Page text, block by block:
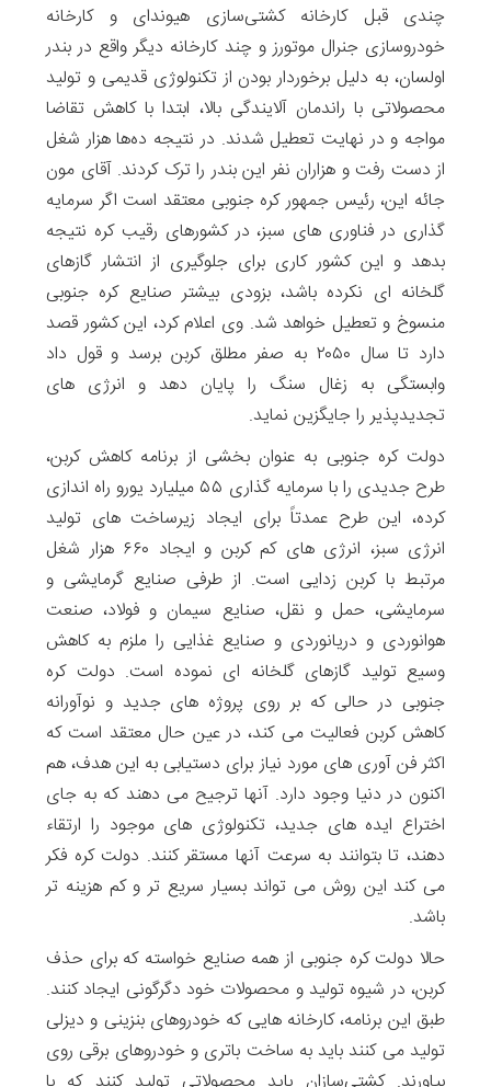
چندی قبل کارخانه کشتی‌سازی هیوندای و کارخانه
خودروسازی جنرال موتورز و چند کارخانه دیگر واقع در بندر
اولسان، به دلیل برخوردار بودن از تکنولوژی قدیمی و تولید
محصولاتی با راندمان آلایندگی بالا، ابتدا با کاهش تقاضا
مواجه و در نهایت تعطیل شدند. در نتیجه ده‌ها هزار شغل
از دست رفت و هزاران نفر این بندر را ترک کردند. آقای مون
جائه این، رئیس جمهور کره جنوبی معتقد است اگر سرمایه
گذاری در فناوری های سبز، در کشورهای رقیب کره نتیجه
بدهد و این کشور کاری برای جلوگیری از انتشار گازهای
گلخانه ای نکرده باشد، بزودی بیشتر صنایع کره جنوبی
منسوخ و تعطیل خواهد شد. وی اعلام کرد، این کشور قصد
دارد تا سال ۲۰۵۰ به صفر مطلق کربن برسد و قول داد
وابستگی به زغال سنگ را پایان دهد و انرژی های
تجدیدپذیر را جایگزین نماید.
دولت کره جنوبی به عنوان بخشی از برنامه کاهش کربن،
طرح جدیدی را با سرمایه گذاری ۵۵ میلیارد یورو راه اندازی
کرده، این طرح عمدتاً برای ایجاد زیرساخت های تولید
انرژی سبز، انرژی های کم کربن و ایجاد ۶۶۰ هزار شغل
مرتبط با کربن زدایی است. از طرفی صنایع گرمایشی و
سرمایشی، حمل و نقل، صنایع سیمان و فولاد، صنعت
هوانوردی و دریانوردی و صنایع غذایی را ملزم به کاهش
وسیع تولید گازهای گلخانه ای نموده است. دولت کره
جنوبی در حالی که بر روی پروژه های جدید و نوآورانه
کاهش کربن فعالیت می کند، در عین حال معتقد است که
اکثر فن آوری های مورد نیاز برای دستیابی به این هدف، هم
اکنون در دنیا وجود دارد. آنها ترجیح می دهند که به جای
اختراع ایده های جدید، تکنولوژی های موجود را ارتقاء
دهند، تا بتوانند به سرعت آنها مستقر کنند. دولت کره فکر
می کند این روش می تواند بسیار سریع تر و کم هزینه تر
باشد.
حالا دولت کره جنوبی از همه صنایع خواسته که برای حذف
کربن، در شیوه تولید و محصولات خود دگرگونی ایجاد کنند.
طبق این برنامه، کارخانه هایی که خودروهای بنزینی و دیزلی
تولید می کنند باید به ساخت باتری و خودروهای برقی روی